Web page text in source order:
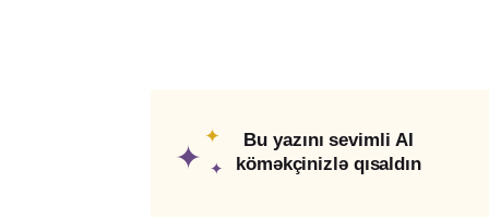
✦
✦
✦
Bu yazını sevimli AI
köməkçinizlə qısaldın